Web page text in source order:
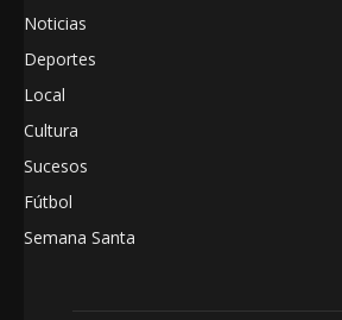
Noticias
Deportes
Local
Cultura
Sucesos
Fútbol
Semana Santa